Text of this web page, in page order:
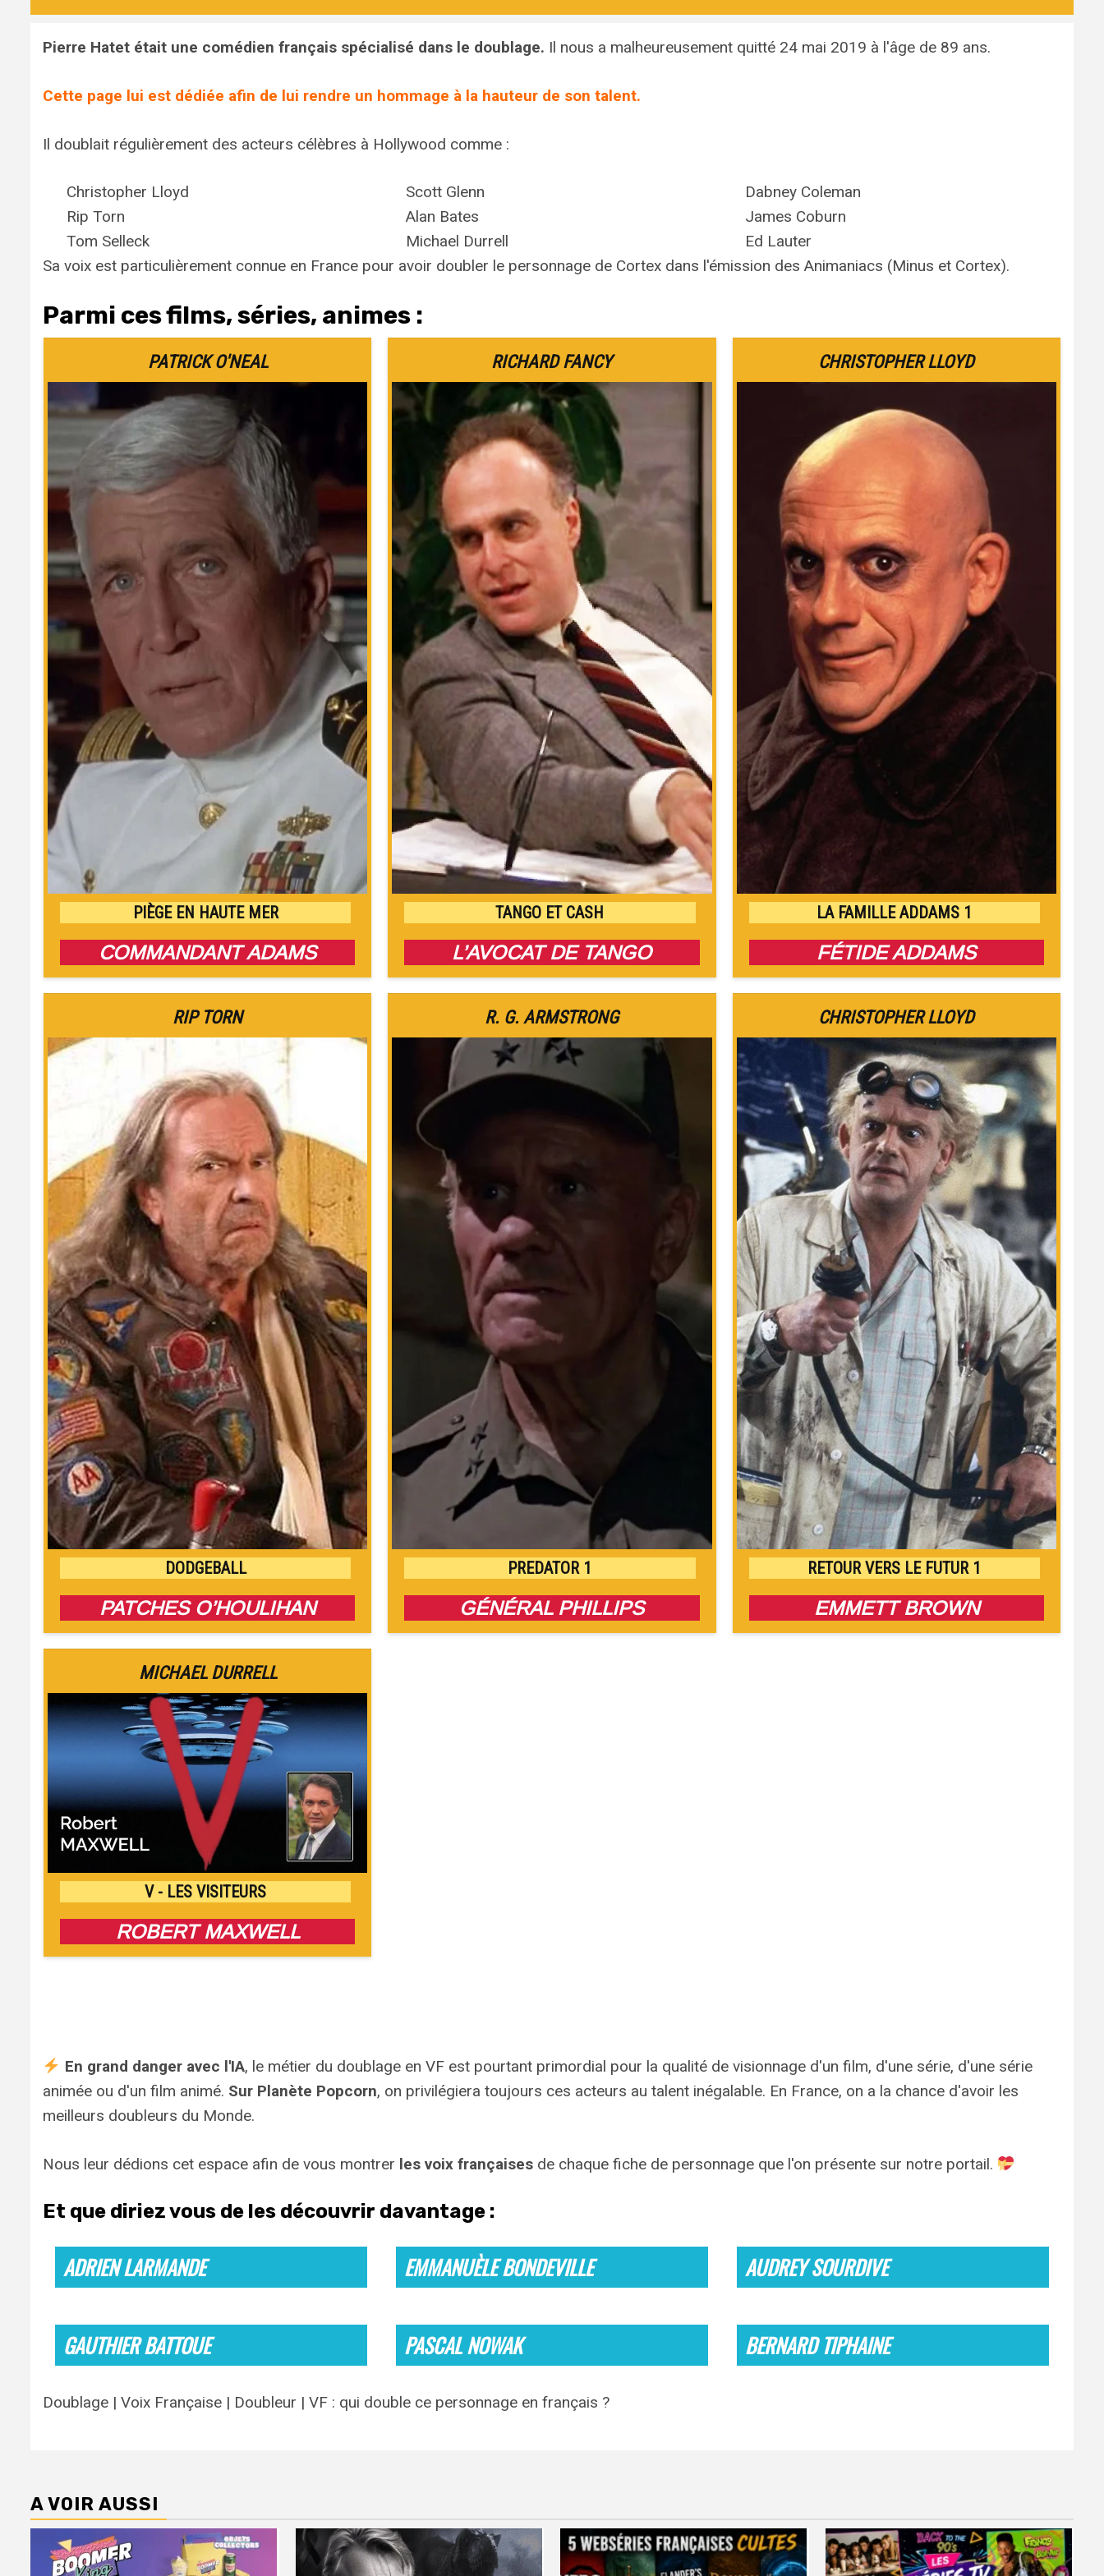
Pierre Hatet était une comédien français spécialisé dans le doublage. Il nous a malheureusement quitté 24 mai 2019 à l'âge de 89 ans.
Cette page lui est dédiée afin de lui rendre un hommage à la hauteur de son talent.
Il doublait régulièrement des acteurs célèbres à Hollywood comme :
Christopher Lloyd
Rip Torn
Tom Selleck
Scott Glenn
Alan Bates
Michael Durrell
Dabney Coleman
James Coburn
Ed Lauter
Sa voix est particulièrement connue en France pour avoir doubler le personnage de Cortex dans l'émission des Animaniacs (Minus et Cortex).
Parmi ces films, séries, animes :
PATRICK O'NEAL
PIÈGE EN HAUTE MER
COMMANDANT ADAMS
RICHARD FANCY
TANGO ET CASH
L’AVOCAT DE TANGO
CHRISTOPHER LLOYD
LA FAMILLE ADDAMS 1
FÉTIDE ADDAMS
RIP TORN
DODGEBALL
PATCHES O’HOULIHAN
R. G. ARMSTRONG
PREDATOR 1
GÉNÉRAL PHILLIPS
CHRISTOPHER LLOYD
RETOUR VERS LE FUTUR 1
EMMETT BROWN
MICHAEL DURRELL
V - LES VISITEURS
ROBERT MAXWELL
En grand danger avec l'IA, le métier du doublage en VF est pourtant primordial pour la qualité de visionnage d'un film, d'une série, d'une série
animée ou d'un film animé. Sur Planète Popcorn, on privilégiera toujours ces acteurs au talent inégalable. En France, on a la chance d'avoir les
meilleurs doubleurs du Monde.
Nous leur dédions cet espace afin de vous montrer les voix françaises de chaque fiche de personnage que l'on présente sur notre portail.
Et que diriez vous de les découvrir davantage :
ADRIEN LARMANDE EMMANUÈLE BONDEVILLE AUDREY SOURDIVE
GAUTHIER BATTOUE PASCAL NOWAK BERNARD TIPHAINE
Doublage | Voix Française | Doubleur | VF : qui double ce personnage en français ?
A VOIR AUSSI